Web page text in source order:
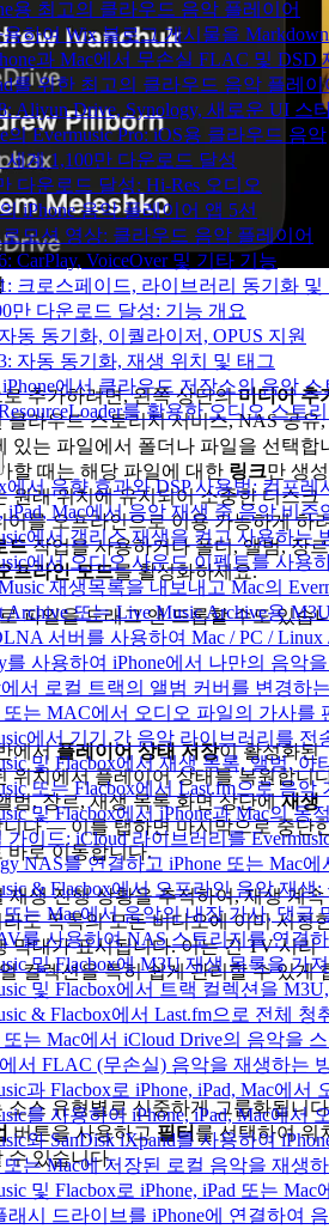
용 최고의 클라우드 음악 플레이어
하여 Wix 블로그 게시물을
과 Mac에서 무손실 FLAC 및 DSD
를 위한 최고의 클라우드 음악 플레이
Aliyun Drive, Synology, 새로운 UI 스
의 Evermusic Pro: iOS용 클라우드 음악
세계 1,100만 다운로드 달성
다운로드 달성: Hi-Res 오디오
iPhone 음악 플레이어 앱 5선
로모션 영상: 클라우드 음악 플레이어
CarPlay, VoiceOver 및 기타 기능
크로스페이드, 라이브러리 동기화 및
만 다운로드 달성: 기능 개요
동 동기화, 이퀄라이저, OPUS 지원
자동 동기화, 재생 위치 및 태그
iPhone에서 클라우드 저장소의 음악
를 활용한 오디오 스트
에서 음향 효과와 DSP 사용법: 컴프
iPad, Mac에서 음악 재생 중 음악 비
에서 갭리스 재생을 켜고 사용하는
에서 오디오 사운드 이펙트를 사
재생목록을 내보내고 Mac의
Archive 또는 Live Music Archive용
서버를 사용하여 Mac / PC /
를 사용하여 iPhone에서 나만의 음악
서 로컬 트랙의 앨범 커버를 변경하
또는 MAC에서 오디오 파일의 가사를
에서 기기 간 음악 라이브러리를
및 Flacbox에서 재생 목록, 앨범,
또는 Flacbox에서 Last.fm으로 음
및 Flacbox에서 iPhone과 Mac의
가이드: iCloud 라이브러리를
NAS를 연결하고 iPhone 또는 Mac
& Flacbox에서 오프라인 음악 재
또는 Mac에서 음악의 내장 가사, 댓글
를 사용하여 NAS 스토리지를 연결
및 Flacbox에 M3U 재생 목록을 가
및 Flacbox에서 트랙 컬렉션을
& Flacbox에서 Last.fm으로 전체 청
또는 Mac에서 iCloud Drive의 음악을
에서 FLAC (무손실) 음악을 재생하는
과 Flacbox로 iPhone, iPad, Mac에
를 사용하여 iPhone, iPad, Mac에서
와 SanDisk iXpand를 사용하여
또는 Mac에 저장된 로컬 음악을 재생
및 Flacbox로 iPhone, iPad 또는
래시 드라이브를 iPhone에 연결하여
추가하려면, 왼쪽 상단의미디어 추
클라우드 스토리지 서비스, NAS 공유,
있는 파일에서 폴더나 파일을 선택합
할 때는 해당 파일에 대한 링크만 생성
원래 위치에 유지되어 소중한 디스크
어를 오프라인으로 이용 가능하게 하
드작업을 사용하거나 폴더, 앨범, 장르
프라인 모드를 활성화하세요.
파일을 드래그 앤 드롭할 수도 있습
에서플레이어 상태 저장이 활성화된
위치에서 플레이어 상태를 복원합니
범, 장르, 재생 목록 화면 상단에재생
니다 — 이를 탭하면 마지막으로 중단
바로 이동합니다.
재생 진행 상황을 추적하여, 재생 계속
도 목록의 모든 비디오에 이미 시청
막대가 표시됩니다. 이는 긴 TV 시리
컬렉션을 특히 쉽게 관리할 수 있게
소스 유형별로 신중하게 그룹화됩니
버튼을 사용하고필터를 선택하여 위
수 있습니다.